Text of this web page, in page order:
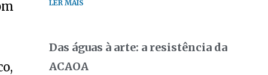
LER MAIS
Das águas à arte: a resistência da
ACAOA